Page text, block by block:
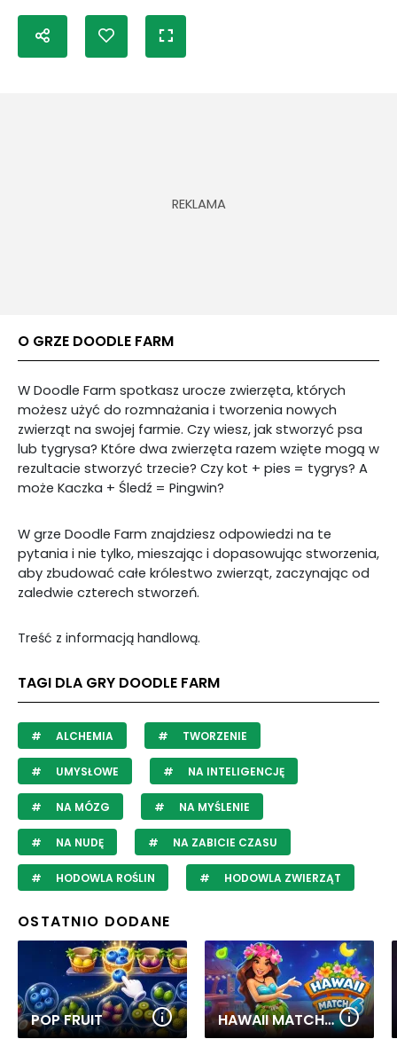
O GRZE DOODLE FARM
W Doodle Farm spotkasz urocze zwierzęta, których
możesz użyć do rozmnażania i tworzenia nowych
zwierząt na swojej farmie. Czy wiesz, jak stworzyć psa
lub tygrysa? Które dwa zwierzęta razem wzięte mogą w
rezultacie stworzyć trzecie? Czy kot + pies = tygrys? A
może Kaczka + Śledź = Pingwin?
W grze Doodle Farm znajdziesz odpowiedzi na te
pytania i nie tylko, mieszając i dopasowując stworzenia,
aby zbudować całe królestwo zwierząt, zaczynając od
zaledwie czterech stworzeń.
Treść z informacją handlową.
TAGI DLA GRY DOODLE FARM
ALCHEMIA TWORZENIE
UMYSŁOWE NA INTELIGENCJĘ
NA MÓZG NA MYŚLENIE
NA NUDĘ NA ZABICIE CZASU
HODOWLA ROŚLIN HODOWLA ZWIERZĄT
OSTATNIO DODANE
POP FRUIT HAWAII MATCH 6